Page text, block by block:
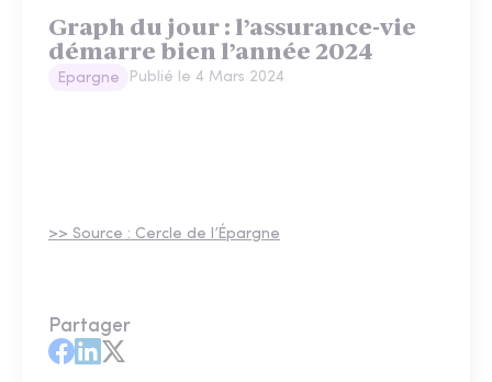
Graph du jour : l’assurance-vie
démarre bien l’année 2024
Epargne Publié le 4 Mars 2024
>> Source : Cercle de l’Épargne
Partager